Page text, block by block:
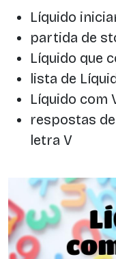
Líquido
partida de
Líquido que
lista de
Líquido com
respostas
letra V